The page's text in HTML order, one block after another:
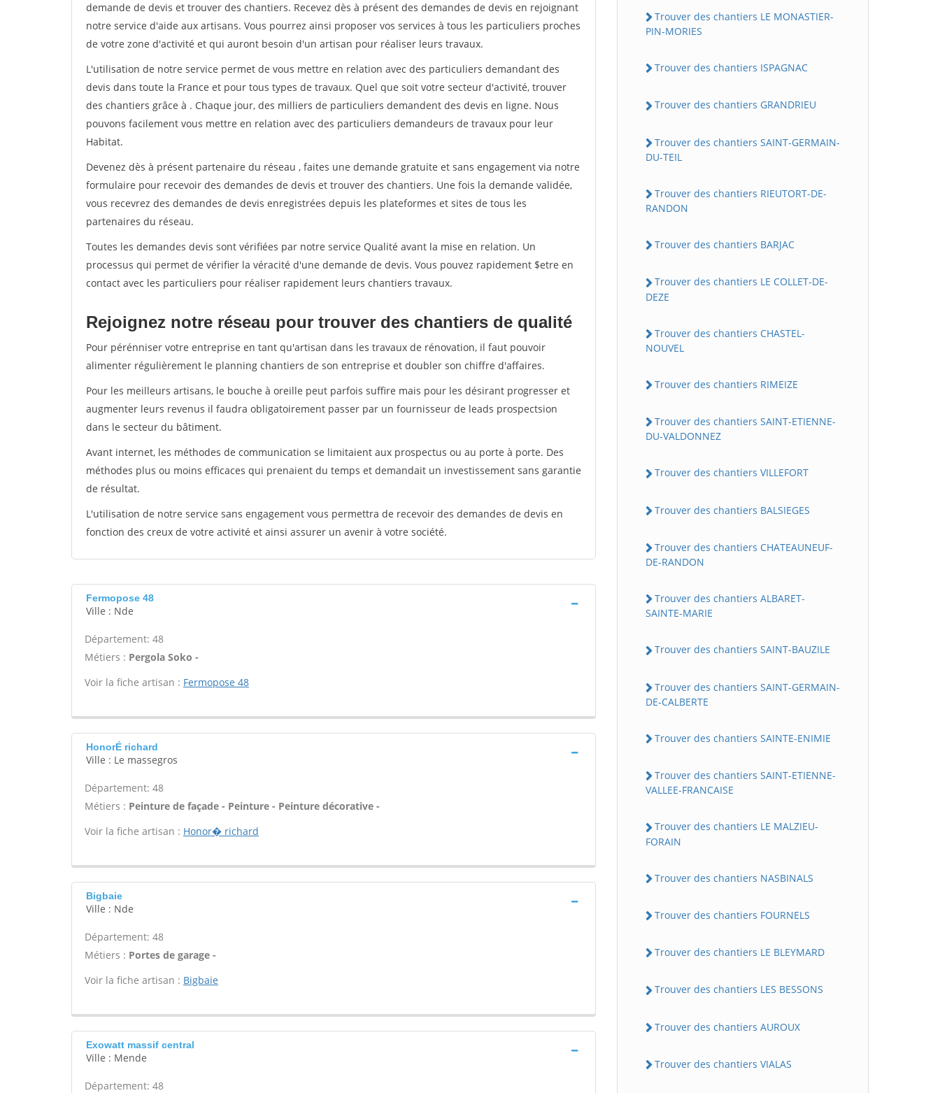
demande de devis et trouver des chantiers. Recevez dès à présent des demandes de devis en rejoignant
notre service d'aide aux artisans. Vous pourrez ainsi proposer vos services à tous les particuliers proches
de votre zone d'activité et qui auront besoin d'un artisan pour réaliser leurs travaux.
L'utilisation de notre service permet de vous mettre en relation avec des particuliers demandant des
devis dans toute la France et pour tous types de travaux. Quel que soit votre secteur d'activité, trouver
des chantiers grâce à . Chaque jour, des milliers de particuliers demandent des devis en ligne. Nous
pouvons facilement vous mettre en relation avec des particuliers demandeurs de travaux pour leur
Habitat.
Devenez dès à présent partenaire du réseau , faites une demande gratuite et sans engagement via notre
formulaire pour recevoir des demandes de devis et trouver des chantiers. Une fois la demande validée,
vous recevrez des demandes de devis enregistrées depuis les plateformes et sites de tous les
partenaires du réseau.
Toutes les demandes devis sont vérifiées par notre service Qualité avant la mise en relation. Un
processus qui permet de vérifier la véracité d'une demande de devis. Vous pouvez rapidement $etre en
contact avec les particuliers pour réaliser rapidement leurs chantiers travaux.
Rejoignez notre réseau pour trouver des chantiers de qualité
Pour pérénniser votre entreprise en tant qu'artisan dans les travaux de rénovation, il faut pouvoir
alimenter régulièrement le planning chantiers de son entreprise et doubler son chiffre d'affaires.
Pour les meilleurs artisans, le bouche à oreille peut parfois suffire mais pour les désirant progresser et
augmenter leurs revenus il faudra obligatoirement passer par un fournisseur de leads prospectsion
dans le secteur du bâtiment.
Avant internet, les méthodes de communication se limitaient aux prospectus ou au porte à porte. Des
méthodes plus ou moins efficaces qui prenaient du temps et demandait un investissement sans garantie
de résultat.
L'utilisation de notre service sans engagement vous permettra de recevoir des demandes de devis en
fonction des creux de votre activité et ainsi assurer un avenir à votre société.
Fermopose 48
Ville : Nde
Département: 48
Métiers : Pergola Soko -
Voir la fiche artisan : Fermopose 48
HonorÉ richard
Ville : Le massegros
Département: 48
Métiers : Peinture de façade - Peinture - Peinture décorative -
Voir la fiche artisan : Honor� richard
Bigbaie
Ville : Nde
Département: 48
Métiers : Portes de garage -
Voir la fiche artisan : Bigbaie
Exowatt massif central
Ville : Mende
Département: 48
Trouver des chantiers LE MONASTIER-
PIN-MORIES
Trouver des chantiers ISPAGNAC
Trouver des chantiers GRANDRIEU
Trouver des chantiers SAINT-GERMAIN-
DU-TEIL
Trouver des chantiers RIEUTORT-DE-
RANDON
Trouver des chantiers BARJAC
Trouver des chantiers LE COLLET-DE-
DEZE
Trouver des chantiers CHASTEL-
NOUVEL
Trouver des chantiers RIMEIZE
Trouver des chantiers SAINT-ETIENNE-
DU-VALDONNEZ
Trouver des chantiers VILLEFORT
Trouver des chantiers BALSIEGES
Trouver des chantiers CHATEAUNEUF-
DE-RANDON
Trouver des chantiers ALBARET-
SAINTE-MARIE
Trouver des chantiers SAINT-BAUZILE
Trouver des chantiers SAINT-GERMAIN-
DE-CALBERTE
Trouver des chantiers SAINTE-ENIMIE
Trouver des chantiers SAINT-ETIENNE-
VALLEE-FRANCAISE
Trouver des chantiers LE MALZIEU-
FORAIN
Trouver des chantiers NASBINALS
Trouver des chantiers FOURNELS
Trouver des chantiers LE BLEYMARD
Trouver des chantiers LES BESSONS
Trouver des chantiers AUROUX
Trouver des chantiers VIALAS